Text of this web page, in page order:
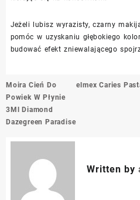
Jeżeli lubisz wyrazisty, czarny
pomóc w uzyskaniu głębokiego
budować efekt zniewalającego
Nawigacja
wpisu
Moira Cień Do
Powiek W Płynie
3Ml Diamond
Dazegreen Paradise
elmex Caries
Written by